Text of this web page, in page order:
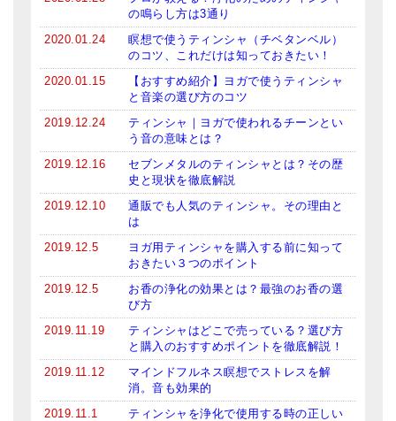
の鳴らし方は3通り
2020.01.24
瞑想で使うティンシャ（チベタンベル）
のコツ、これだけは知っておきたい！
2020.01.15
【おすすめ紹介】ヨガで使うティンシャ
と音楽の選び方のコツ
2019.12.24
ティンシャ｜ヨガで使われるチーンとい
う音の意味とは？
2019.12.16
セブンメタルのティンシャとは？その歴
史と現状を徹底解説
2019.12.10
通販でも人気のティンシャ。その理由と
は
2019.12.5
ヨガ用ティンシャを購入する前に知って
おきたい３つのポイント
2019.12.5
お香の浄化の効果とは？最強のお香の選
び方
2019.11.19
ティンシャはどこで売っている？選び方
と購入のおすすめポイントを徹底解説！
2019.11.12
マインドフルネス瞑想でストレスを解
消。音も効果的
2019.11.1
ティンシャを浄化で使用する時の正しい